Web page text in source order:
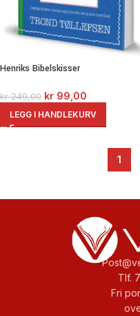
Henriks Bibelskisser
kr249,00 kr 99,00
LEGG I HANDLEKURV
1
Tlf.
Fri